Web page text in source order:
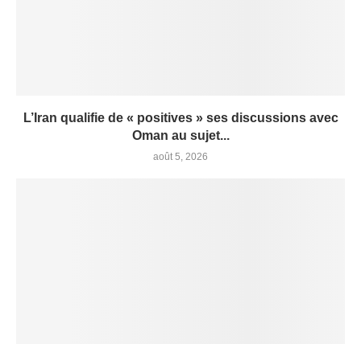
L’Iran qualifie de « positives » ses discussions avec
Oman au sujet...
août 5, 2026